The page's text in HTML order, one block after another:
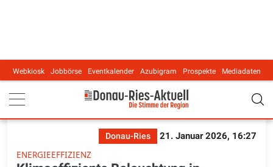
Main navigation
Webkiosk Jobbörse Eventkalender Azubigram Prospekte Mediadaten
Donau-Ries
21. Januar 2026, 16:27
ENERGIEEFFIZIENZ